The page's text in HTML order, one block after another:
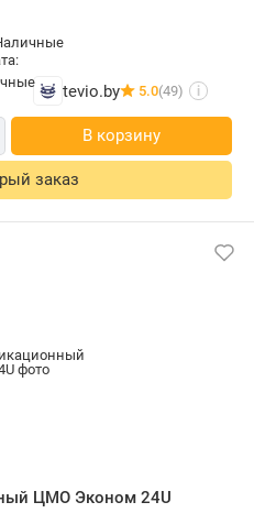
наличные
tevio.by 5.0(49) i
В корзину
заказ
ЦМО Эконом 24U